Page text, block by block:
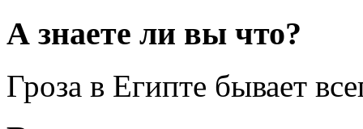
А знаете ли вы что?
Гроза в Египте бывает